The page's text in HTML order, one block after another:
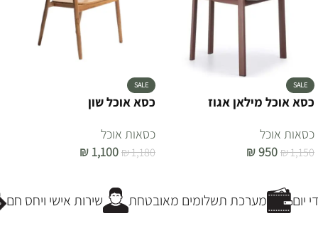
SALE
כסא אוכל מילאן אגוז
כסאות אוכל
₪1,150
₪950
SALE
כסא אוכל שון
כסאות אוכל
₪1,180
₪ 1,100
שירות אישי ויחס חם מערכת תשלומים מאובטחת יום